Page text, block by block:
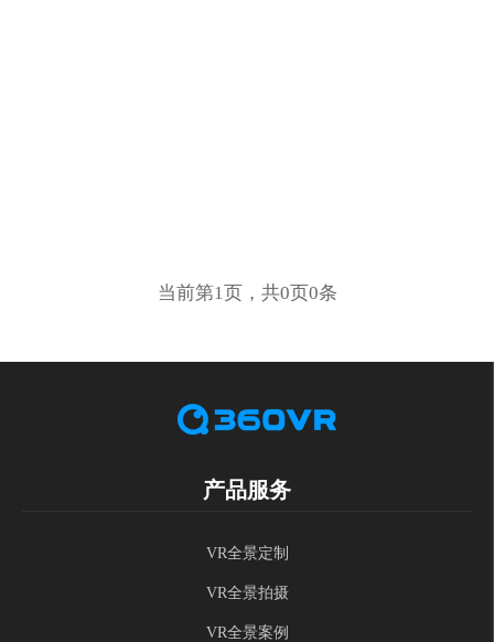
当前第1页，共0页0条
产品服务
VR全景定制
VR全景拍摄
VR全景案例